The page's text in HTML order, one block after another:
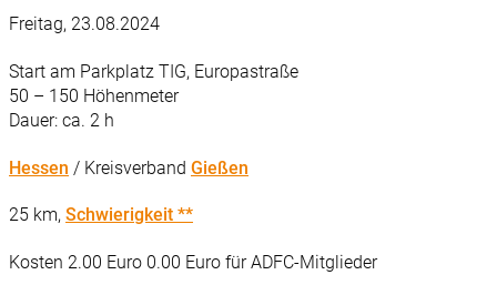
Freitag, 23.08.2024
Start am Parkplatz TIG, Europastraße
50 – 150 Höhenmeter
Dauer: ca. 2 h
Hessen / Kreisverband Gießen
25 km, Schwierigkeit **
Kosten 2.00 Euro 0.00 Euro für ADFC-Mitglieder